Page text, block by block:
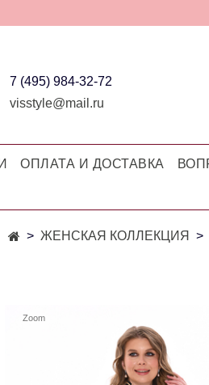
7 (495) 984-32-72
visstyle@mail.ru
ОПЛАТА И ДОСТАВКА
ЖЕНСКАЯ КОЛЛЕКЦИЯ
Zoom